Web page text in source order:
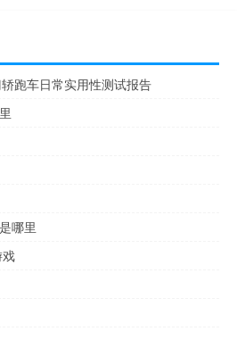
跑车日常实用性测试报告
哪里